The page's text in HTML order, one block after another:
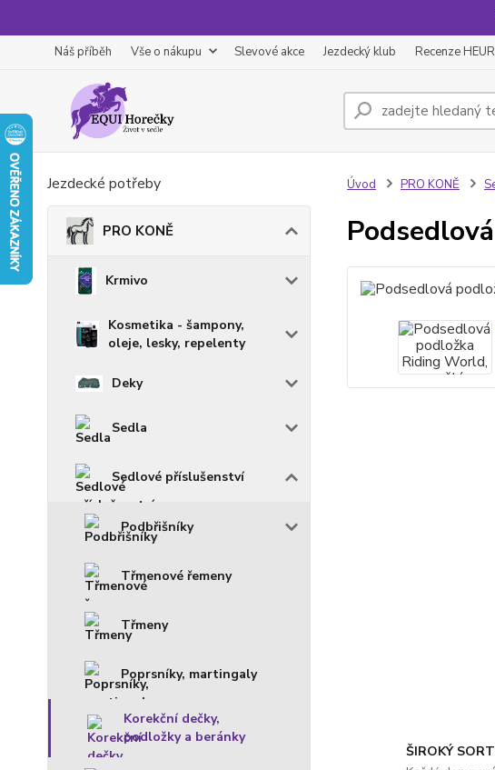
Náš příběh Vše o nákupu Slevové akce Jezdecký klub Recenze
Jezdecké potřeby
PRO KONĚ
Krmivo
Kosmetika - šampony,
oleje, lesky, repelenty
Deky
Sedla
Sedlové příslušenství
Podbřišníky
Třmenové řemeny
Třmeny
Poprsníky, martingaly
Korekční dečky,
podložky a beránky
Úvod PRO KONĚ
ŠIROKÝ